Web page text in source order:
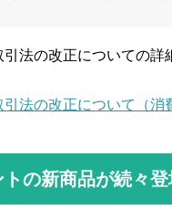
法の改正についての詳
法の改正について（消
の新商品が続々登